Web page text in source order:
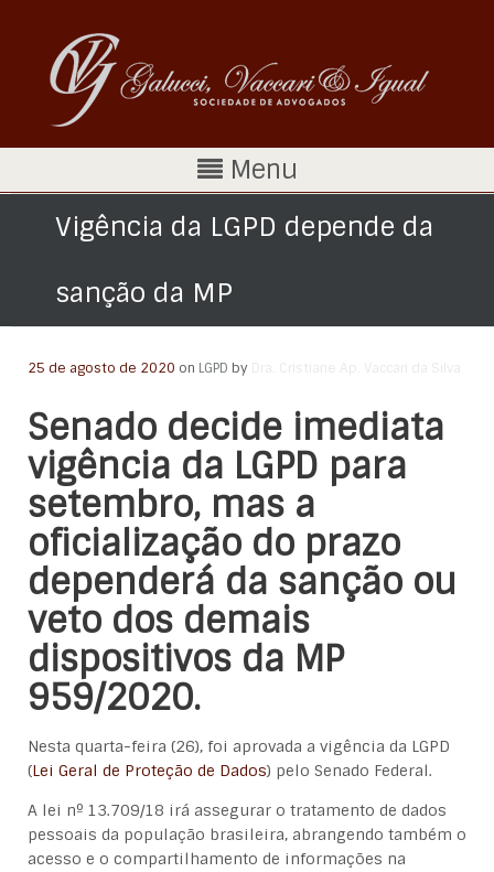
Menu
Vigência da LGPD depende da
sanção da MP
25 de agosto de 2020 on LGPD by
Senado decide imediata
vigência da LGPD para
setembro, mas a
oficialização do prazo
dependerá da sanção ou
veto dos demais
dispositivos da MP
959/2020.
Nesta quarta-feira (26), foi aprovada a vigência da LGPD
(Lei Geral de Proteção de Dados) pelo Senado Federal.
A lei nº 13.709/18 irá assegurar o tratamento de dados
pessoais da população brasileira, abrangendo também o
acesso e o compartilhamento de informações na